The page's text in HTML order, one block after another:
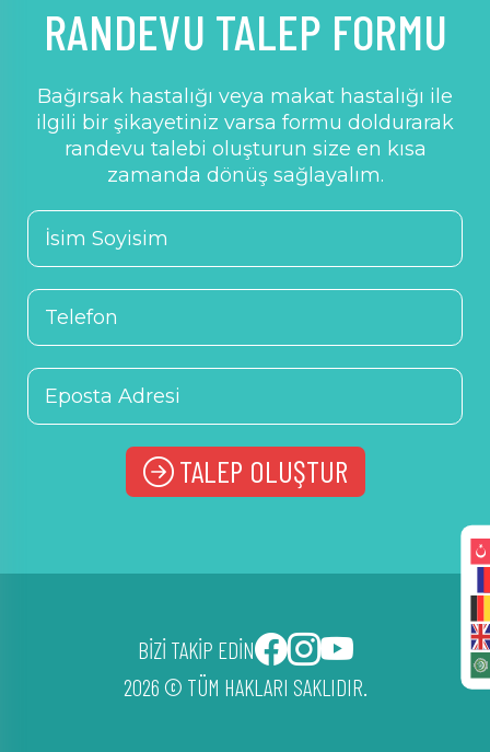
RANDEVU TALEP FORMU
Bağırsak hastalığı veya makat hastalığı ile
ilgili bir şikayetiniz varsa formu doldurarak
randevu talebi oluşturun size en kısa
zamanda dönüş sağlayalım.
TALEP OLUŞTUR
2026 © TÜM HAKLARI SAKLIDIR.
BİZİ TAKİP EDİN